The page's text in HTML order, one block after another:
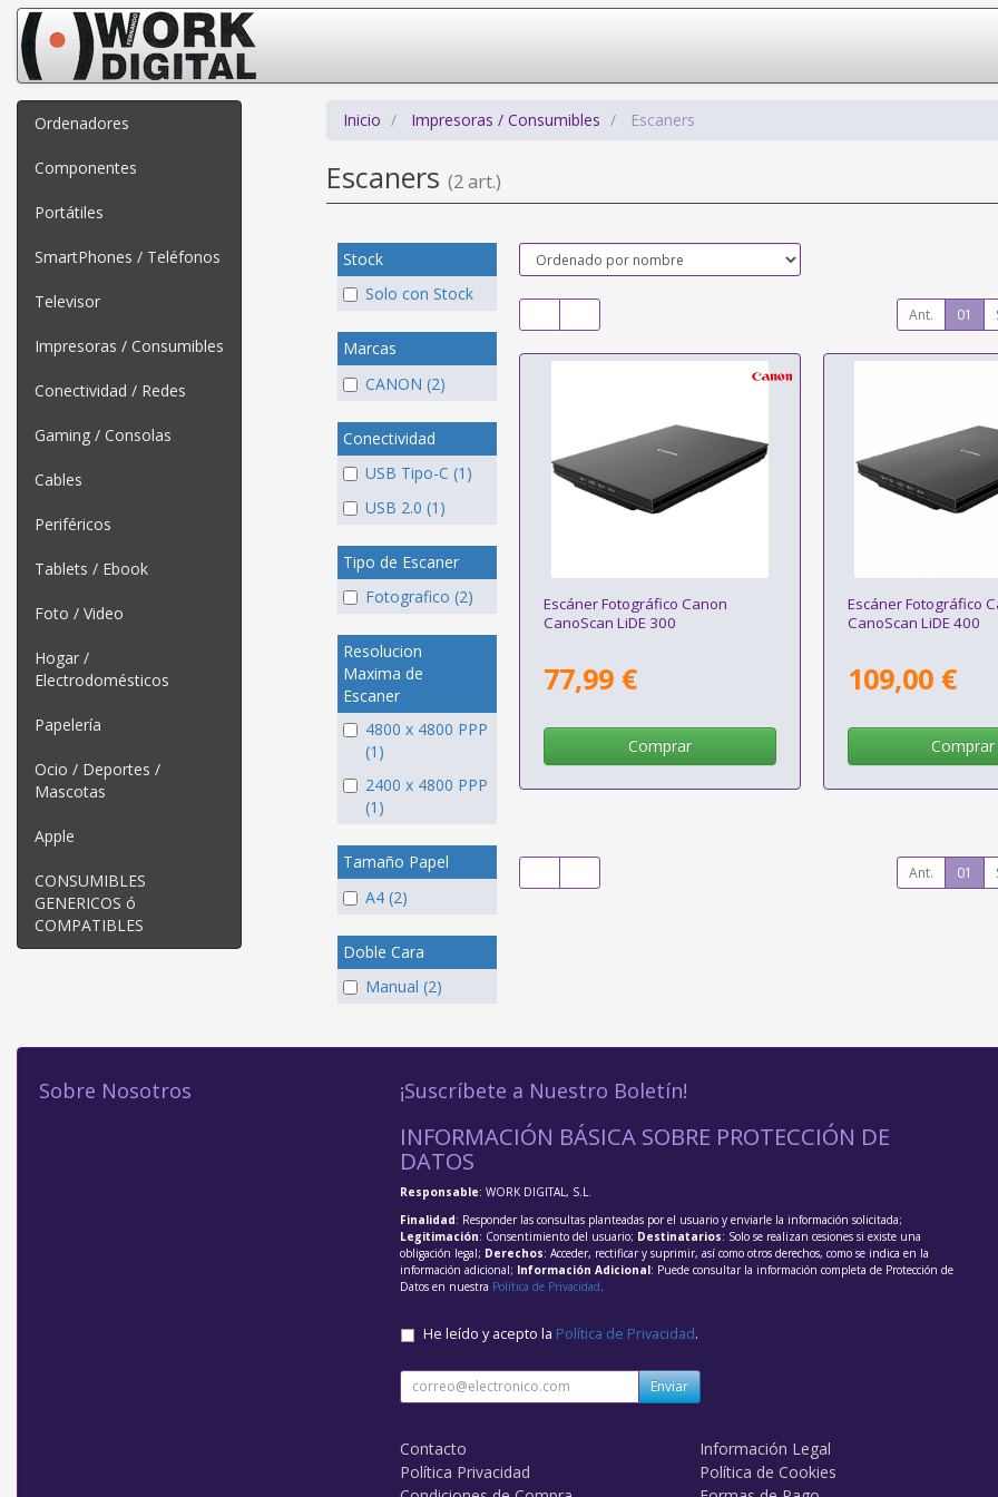
Ordenadores
Componentes
Portátiles
SmartPhones / Teléfonos
Televisor
Impresoras / Consumibles
Conectividad / Redes
Gaming / Consolas
Cables
Periféricos
Tablets / Ebook
Foto / Video
Hogar /
Electrodomésticos
Papelería
Ocio / Deportes /
Mascotas
Apple
CONSUMIBLES
GENERICOS ó
COMPATIBLES
Inicio Impresoras / Consumibles Escaners
Escaners (2 art.)
Stock
Solo con Stock
Marcas
CANON (2)
Conectividad
USB Tipo-C (1)
USB 2.0 (1)
Tipo de Escaner
Fotografico (2)
Resolucion
Maxima de
Escaner
4800 x 4800 PPP
(1)
2400 x 4800 PPP
(1)
Tamaño Papel
A4 (2)
Doble Cara
Manual (2)
Ant. 01
Escáner Fotográfico Canon
CanoScan LiDE 300
77,99 €
Comprar
Escáner Fotográfico
CanoScan LiDE 400
109,00 €
Comprar
Ant. 01
Sobre Nosotros ¡Suscríbete a Nuestro Boletín!
INFORMACIÓN BÁSICA SOBRE PROTECCIÓN DE
DATOS
Responsable: WORK DIGITAL, S.L.
Finalidad: Responder las consultas planteadas por el usuario y enviarle la información solicitada;
Legitimación: Consentimiento del usuario; Destinatarios: Solo se realizan cesiones si existe una
obligación legal; Derechos: Acceder, rectificar y suprimir, así como otros derechos, como se indica en la
información adicional; Información Adicional: Puede consultar la información completa de Protección de
Datos en nuestra Política de Privacidad
He leído y acepto la Política de Privacidad.
Enviar
Contacto
Información Legal
Política Privacidad
Política de Cookies